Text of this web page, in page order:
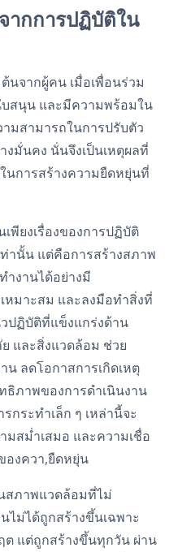
ากการปฏิบัติใน
นจากผู้คน เมื่อเพื่อนร่วม
สนุน และมีความพร้อมใน
มสามารถในการปรับตัว
งมั่นคง นั่นจึงเป็นเหตุผลที่
นการสร้างความยืดหยุ่นที่
เพียงเรื่องของการปฏิบัติ
านั้น แต่คือการสร้างสภาพ
งานได้อย่างมี
หมาะสม และลงมือทำสิ่งที่
ปฏิบัติที่แข็งแกร่งด้าน
และสิ่งแวดล้อม ช่วย
ลดโอกาสการเกิดเหตุ
ธิภาพของการดำเนินงาน
รกระทำเล็ก ๆ เหล่านี้จะ
มสม่ำเสมอ และความเชื่อ
องควา,ยืดหยุ่น
ภาพแวดล้อมที่ไม่
ม่ได้ถูกสร้างขึ้นเฉพาะ
ต แต่ถูกสร้างขึ้นทุกวัน ผ่าน